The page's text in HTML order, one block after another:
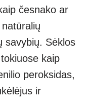
česnako ar
savybių. Sėklos
kaip
peroksidas,
ir